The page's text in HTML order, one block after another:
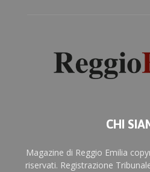
CHI
Magazine di Reggio Emilia
riservati. Registrazione